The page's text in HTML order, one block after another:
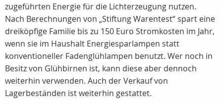
zugeführten Energie für die Lichterzeugung nutzen.
Nach Berechnungen von „Stiftung Warentest“ spart eine
dreiköpfige Familie bis zu 150 Euro Stromkosten im Jahr,
wenn sie im Haushalt Energiesparlampen statt
konventioneller Fadenglühlampen benutzt. Wer noch in
Besitz von Glühbirnen ist, kann diese aber dennoch
weiterhin verwenden. Auch der Verkauf von
Lagerbeständen ist weiterhin gestattet.